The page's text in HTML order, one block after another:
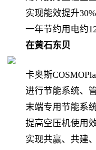
实现能效提升30%
一年节约用电约
在黄石东贝
卡奥斯
进行节能系统、
末端专用节能系
提高空压机使用
实现共赢、共建